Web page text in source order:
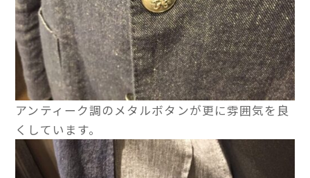
アンティーク調のメタルボタンが更に雰囲気を良
くしています。